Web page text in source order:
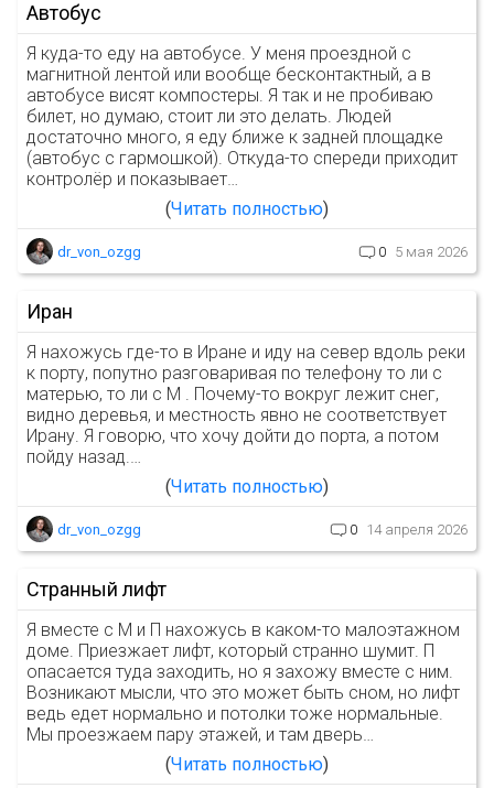
Автобус
Я куда-то еду на автобусе. У меня проездной с
магнитной лентой или вообще бесконтактный, а в
автобусе висят компостеры. Я так и не пробиваю
билет, но думаю, стоит ли это делать. Людей
достаточно много, я еду ближе к задней площадке
(автобус с гармошкой). Откуда-то спереди приходит
контролёр и показывает…
Читать полностью
dr_von_ozgg 0 5 мая 2026
Иран
Я нахожусь где-то в Иране и иду на север вдоль реки
к порту, попутно разговаривая по телефону то ли с
матерью, то ли с М . Почему-то вокруг лежит снег,
видно деревья, и местность явно не соответствует
Ирану. Я говорю, что хочу дойти до порта, а потом
пойду назад.…
Читать полностью
dr_von_ozgg 0 14 апреля 2026
Странный лифт
Я вместе с М и П нахожусь в каком-то малоэтажном
доме. Приезжает лифт, который странно шумит. П
опасается туда заходить, но я захожу вместе с ним.
Возникают мысли, что это может быть сном, но лифт
ведь едет нормально и потолки тоже нормальные.
Мы проезжаем пару этажей, и там дверь…
Читать полностью